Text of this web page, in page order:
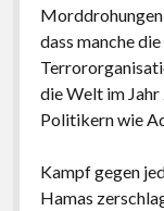
dass manche
die Welt im
Politikern wie
Kampf gegen
Hamas